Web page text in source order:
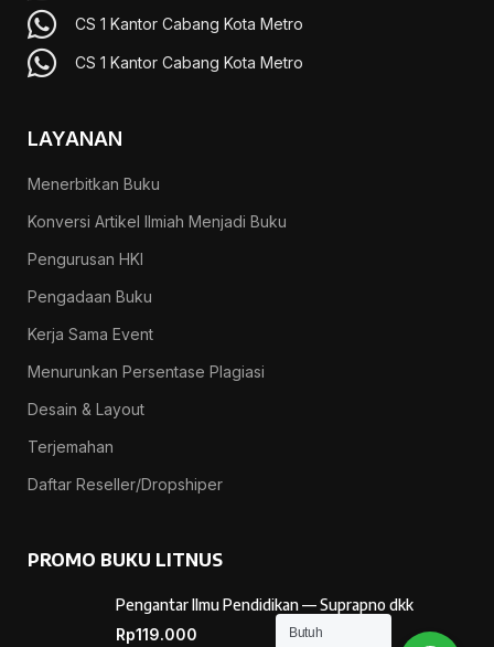
CS 1 Kantor Cabang Kota Metro
CS 1 Kantor Cabang Kota Metro
LAYANAN
Menerbitkan Buku
Konversi Artikel Ilmiah Menjadi Buku
Pengurusan HKI
Pengadaan Buku
Kerja Sama Event
Menurunkan Persentase Plagiasi
Desain & Layout
Terjemahan
Daftar Reseller/Dropshiper
PROMO BUKU LITNUS
Pengantar Ilmu Pendidikan — Suprapno dkk
Rp119.000
Butuh